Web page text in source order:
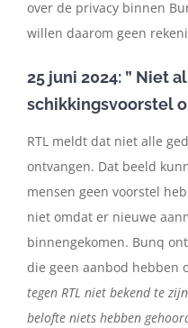
over de privacy binnen
willen daarom geen
25 juni 2024: ” Niet
schikkingsvoorstel
RTL meldt dat niet alle
ontvangen. Dat beeld
mensen geen voorstel
niet omdat er nieuwe
binnengekomen. Bunq
die geen aanbod hebben
tegen RTL niet bekend te
belofte niets hebben